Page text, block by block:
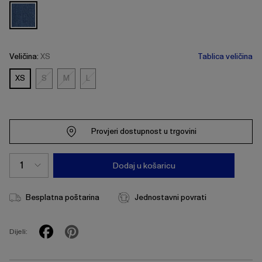
Veličina: XS Tablica veličina
XS SS MM LL
Provjeri dostupnost u trgovini
Dodaj u košaricu
Besplatna poštarina Jednostavni povrati
Dijeli: